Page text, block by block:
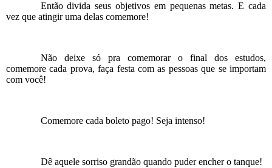
Então divida seus objetivos em pequenas metas. E cada
vez que atingir uma delas comemore!
Não deixe só pra comemorar o final dos estudos,
comemore cada prova, faça festa com as pessoas que se importam
com você!
Comemore cada boleto pago! Seja intenso!
Dê aquele sorriso grandão quando puder encher o tanque!